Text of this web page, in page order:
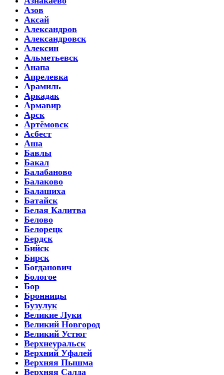
Азов
Аксай
Александров
Александровск
Алексин
Альметьевск
Анапа
Апрелевка
Арамиль
Аркадак
Армавир
Арск
Артёмовск
Асбест
Аша
Бавлы
Бакал
Балабаново
Балаково
Балашиха
Батайск
Белая Калитва
Белово
Белорецк
Бердск
Бийск
Бирск
Богданович
Бологое
Бор
Бронницы
Бузулук
Великие Луки
Великий Новгород
Великий Устюг
Верхнеуральск
Верхний Уфалей
Верхняя Пышма
Верхняя Салда